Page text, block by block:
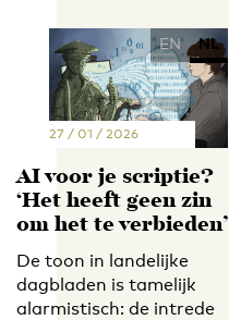
EN NL
27 / 01 / 2026
AI voor je scriptie?
‘Het heeft geen zin
om het te verbieden’
De toon in landelijke
dagbladen is tamelijk
alarmistisch: de intrede